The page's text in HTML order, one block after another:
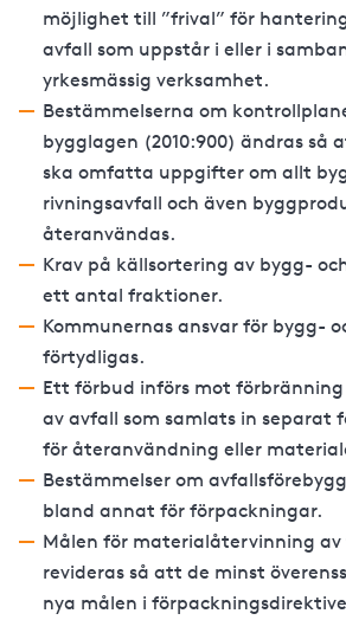
möjlighet till ”frival” för
avfall som uppstår i eller i
yrkesmässig verksamhet.
Bestämmelserna om
bygglagen (2010:900) ändras så
ska omfatta uppgifter om allt
rivningsavfall och även
återanvändas.
Krav på källsortering av bygg-
ett antal fraktioner.
Kommunernas ansvar för bygg-
förtydligas.
Ett förbud införs mot
av avfall som samlats in separat
för återanvändning eller
Bestämmelser om
bland annat för förpackningar.
Målen för materialåtervinning
revideras så att de minst
nya målen i